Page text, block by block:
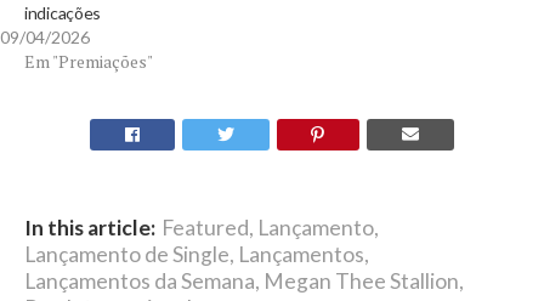
indicações
09/04/2026
Em "Premiações"
In this article: Featured, Lançamento,
Lançamento de Single, Lançamentos,
Lançamentos da Semana, Megan Thee Stallion,